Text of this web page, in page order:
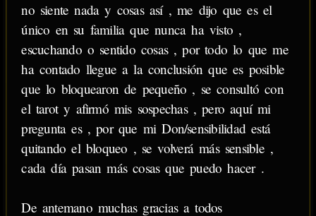
no siente nada y cosas así , me dijo que es el
único en su familia que nunca ha visto ,
escuchando o sentido cosas , por todo lo que me
ha contado llegue a la conclusión que es posible
que lo bloquearon de pequeño , se consultó con
el tarot y afirmó mis sospechas , pero aquí mi
pregunta es , por que mi Don/sensibilidad está
quitando el bloqueo , se volverá más sensible ,
cada día pasan más cosas que puedo hacer .
De antemano muchas gracias a todos